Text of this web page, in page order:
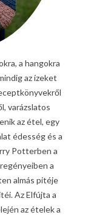
a hangokra
az ízeket
varázslatos
az étel, egy
édesség és a
Potterben a
a
almás pitéje
Az Elfújta a
az ételek a